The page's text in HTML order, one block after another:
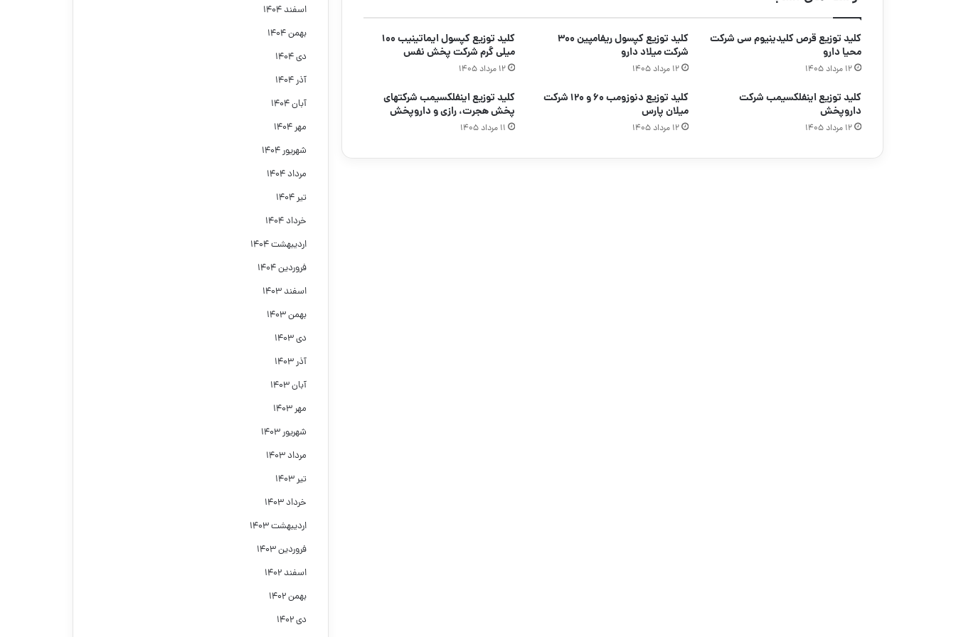
کلید توزیع قرص کلیدینیوم سی شرکت
محیا دارو
۱۲ مرداد ۱۴۰۵
کلید توزیع کپسول ریفامپین ۳۰۰
شرکت میلاد دارو
۱۲ مرداد ۱۴۰۵
کلید توزیع کپسول ایماتینیب ۱۰۰
میلی گرم شرکت پخش نفس
۱۲ مرداد ۱۴۰۵
کلید توزیع اینفلکسیمب شرکت
داروپخش
۱۲ مرداد ۱۴۰۵
کلید توزیع دنوزومب ۶۰ و ۱۲۰ شرکت
میلان پارس
۱۲ مرداد ۱۴۰۵
کلید توزیع اینفلکسیمب شرکتهای
پخش هجرت، رازی و داروپخش
۱۱ مرداد ۱۴۰۵
اسفند ۱۴۰۴
بهمن ۱۴۰۴
دی ۱۴۰۴
آذر ۱۴۰۴
آبان ۱۴۰۴
مهر ۱۴۰۴
شهریور ۱۴۰۴
مرداد ۱۴۰۴
تیر ۱۴۰۴
خرداد ۱۴۰۴
اردیبهشت ۱۴۰۴
فروردین ۱۴۰۴
اسفند ۱۴۰۳
بهمن ۱۴۰۳
دی ۱۴۰۳
آذر ۱۴۰۳
آبان ۱۴۰۳
مهر ۱۴۰۳
شهریور ۱۴۰۳
مرداد ۱۴۰۳
تیر ۱۴۰۳
خرداد ۱۴۰۳
اردیبهشت ۱۴۰۳
فروردین ۱۴۰۳
اسفند ۱۴۰۲
بهمن ۱۴۰۲
دی ۱۴۰۲